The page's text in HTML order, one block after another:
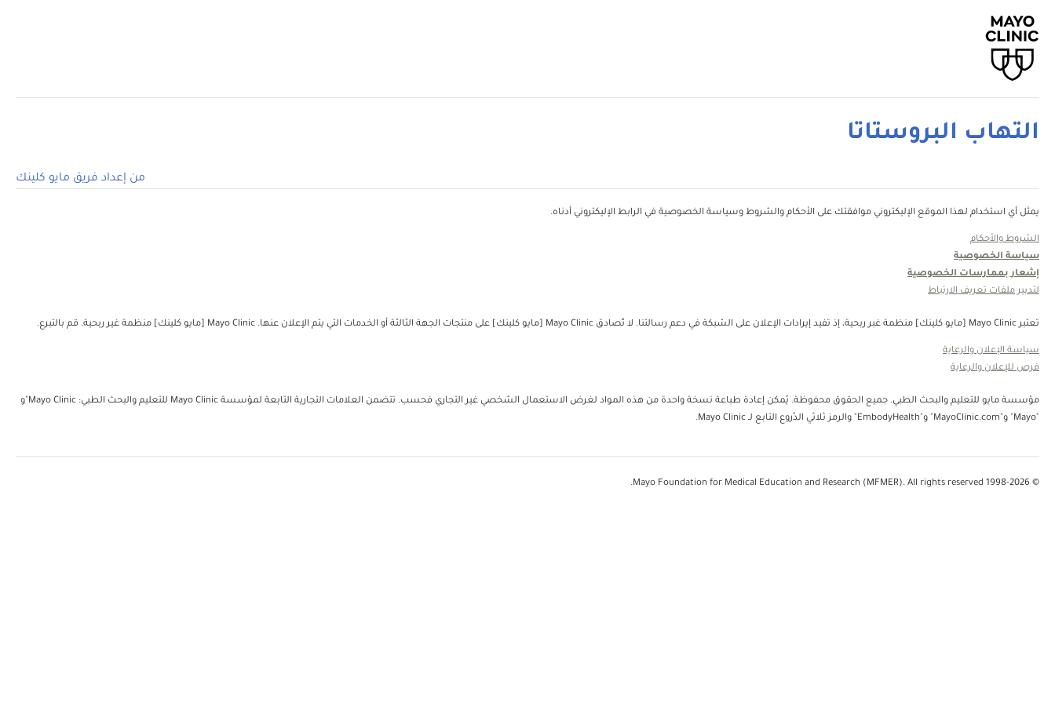
التهاب البروستاتا
من إعداد فريق مايو كلينك
يمثل أي استخدام لهذا الموقع الإليكتروني موافقتك على الأحكام والشروط وسياسة الخصوصية في الرابط الإليكتروني أدناه.
الشروط والأحكام
سياسة الخصوصية
إشعار بممارسات الخصوصية
لتدبير ملفات تعريف الارتباط
تعتبر Mayo Clinic [مايو كلينك] منظمة غبر ربحية، إذ تفيد إيرادات الإعلان على الشبكة في دعم رسالتنا. لا تُصادق Mayo Clinic [مايو كلينك] على منتجات الجهة الثالثة أو الخدمات التي يتم الإعلان عنها. Mayo Clinic [مايو كلينك] منظمة غير ربحية. قم بالتبرع.
سياسة الإعلان والرعاية
فرص للإعلان والرعاية
مؤسسة مايو للتعليم والبحث الطبي. جميع الحقوق محفوظة. يُمكن إعادة طباعة نسخة واحدة من هذه المواد لغرض الاستعمال الشخصي غير التجاري فحسب. تتضمن العلامات التجارية التابعة لمؤسسة Mayo Clinic للتعليم والبحث الطبي: Mayo Clinic"و
"Mayo" و"MayoClinic.com" و"EmbodyHealth" والرمز ثلاثي الدُروع التابع لـ Mayo Clinic.
© 1998-2026 Mayo Foundation for Medical Education and Research (MFMER). All rights reserved.